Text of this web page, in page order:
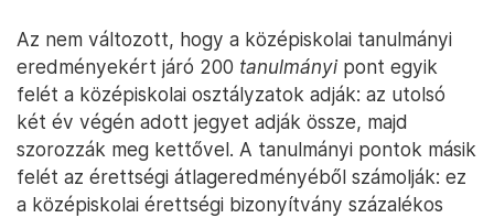
Az nem változott, hogy a középiskolai tanulmányi
eredményekért járó 200 tanulmányipont egyik
felét a középiskolai osztályzatok adják: az utolsó
két év végén adott jegyet adják össze, majd
szorozzák meg kettővel. A tanulmányi pontok másik
felét az érettségi átlageredményéből számolják: ez
a középiskolai érettségi bizonyítvány százalékos